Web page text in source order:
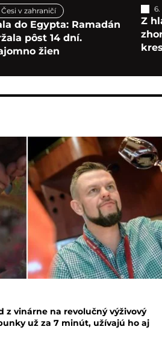
v zahraničí
do Egypta: Ramadán
pôst 14 dní.
žien
Z
z vinárne na revolučný výživový
už za 7 minút, užívajú ho aj